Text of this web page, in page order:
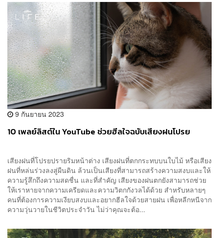
9 กันยายน 2023
10 เพลย์ลิสต์ใน YouTube ช่วยฮีลใจฉบับเสียงฝนโปรย
เสียงฝนที่โปรยปรายริมหน้าต่าง เสียงฝนที่ตกกระทบบนใบไม้ หรือเสียง
ฝนที่หล่นร่วงลงสู่ผืนดิน ล้วนเป็นเสียงที่สามารถสร้างความสงบและให้
ความรู้สึกถึงความสดชื่น และที่สำคัญ เสียงของฝนตกยังสามารถช่วย
ให้เราหายจากความเครียดและความวิตกกังวลได้ด้วย สำหรับหลายๆ
คนที่ต้องการความเงียบสงบและอยากฮีลใจด้วยสายฝน เพื่อหลีกหนีจาก
ความวุ่นวายในชีวิตประจำวัน ไม่ว่าคุณจะต้อ...